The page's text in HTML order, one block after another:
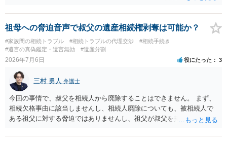
ンと抵当権の名義について、金融機関と協議し、可能ならあなた名義
に切り替える（団信の見直しなども含めて）。 ・ただし、親子ローン
で義母も共有名義に入っている場合、通常は、義母の持分や義母のロ
ーン部分を動かすには、義母本人の同意・協議が不可欠です。 ここが
今回の「義母と連絡が取れない」状況での大きなネックになります。
段階的対応が推奨されています。 １．戸籍・戸籍の附票・住民票で義
母の最新住所と生存状況を確認する。 まずは、被相続人（ご主人）の
戸籍から相続人を辿り、義母の戸籍・戸籍附票を取り、現住所や転居
履歴を確認する方法が一般的です。 ２．住所が分かった場合、内容証
明郵便などの方法で手紙を送る。 電話やメールで連絡が取れないとき
たい」「持分の調整をしたい」旨を正式に通知することが推奨されて
祖母への脅迫音声で叔父の遺産相続権剥奪は可能か？
#家族間の相続トラブル #相続トラブルの代理交渉
#相続手続き
#遺言の真偽鑑定・遺言無効
#遺産分割
2026年7月6日 役にたった 3
三村 勇人 弁護士
今回の事情で、叔父を相続人から廃除することはできません。 まず、
相続欠格事由に該当しませんし、相続人廃除についても、被相続人で
ある祖父に対する脅迫ではありませんし、祖父が叔父を排除する意思
しいです。 それよりも、質問の内容ですと、お母様は、遺留分侵害額